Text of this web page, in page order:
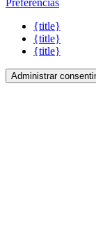
Preferencias
{title}
{title}
{title}
Administrar